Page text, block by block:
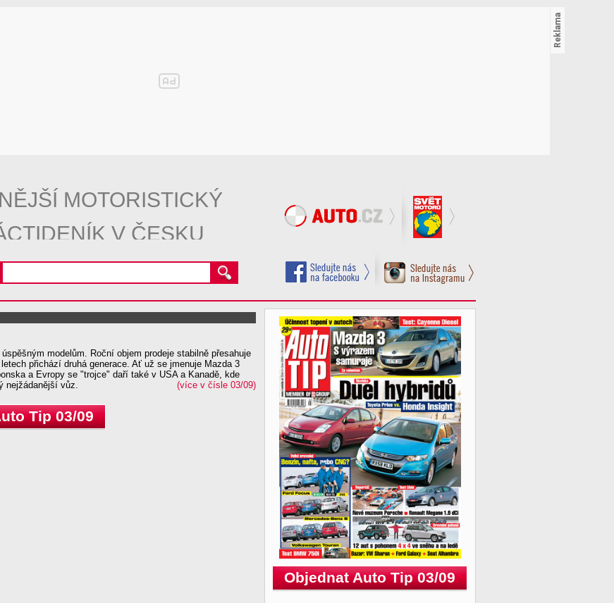
MOTORISTICKÝ
V ČESKU
modelům. Roční objem prodeje stabilně přesahuje
přichází druhá generace. Ať už se jmenuje Mazda 3
a Evropy se "trojce" daří také v USA a Kanadě, kde
nejžádanější vůz.
(více v čísle 03/09)
Tip 03/09
Objednat Auto Tip 03/09